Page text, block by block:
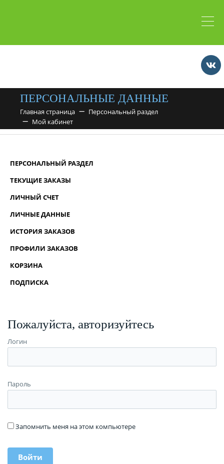
ПЕРСОНАЛЬНЫЕ ДАННЫЕ
Главная страница
Персональный раздел
Мой кабинет
ПЕРСОНАЛЬНЫЙ РАЗДЕЛ
ТЕКУЩИЕ ЗАКАЗЫ
ЛИЧНЫЙ СЧЕТ
ЛИЧНЫЕ ДАННЫЕ
ИСТОРИЯ ЗАКАЗОВ
ПРОФИЛИ ЗАКАЗОВ
КОРЗИНА
ПОДПИСКА
Пожалуйста, авторизуйтесь
Логин
Пароль
Запомнить меня на этом компьютере